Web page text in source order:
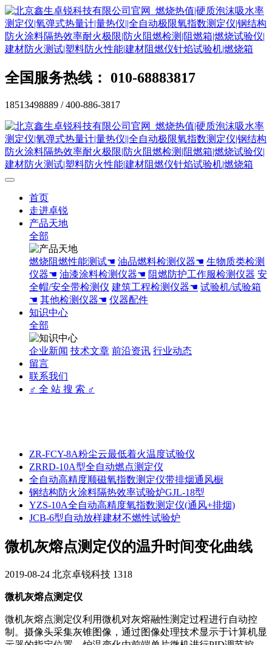
全国服务热线： 010-68883817
18513498889 / 400-886-3817
首页
走进卓锐
产品天地
全部
燃烧阻燃性能测试☚ 油品燃料检测仪器☚ 生物质类检测
仪器☚ 油漆涂料检测仪器☚ 阻燃防护工作服检测仪器 安
全帽/安全带检测仪 建筑工程检测仪器☚ 试验机/试验箱
☚ 其他检测仪器☚ 仪器配件
知识中心
全部
企业新闻 技术文章 前沿资讯 行业动态
留言
联系我们
♂ 全 站 搜 索 ♂
ZR-FCY-8A粉尘云最低着火温度试验仪
ZRRD-10A型全自动燃点测定仪
全自动高精度顺磁氧指数测定仪带排烟通风橱
钢结构防火涂料隔热效率试验炉GJL-18型
YZS-10A全自动高精度氧指数测定仪(通风+排烟)
JCB-6型自动放样建材不燃性试验炉
微机灰熔点测定仪的温升时间变化曲线
2019-08-24 北京卓锐科技 1318
微机灰熔点测定仪
微机灰熔点测定仪利用微机对灰熔融性测定过程进行自动控
制。摄像头采集灰锥图像，通过图像处理技术显示于计算机显